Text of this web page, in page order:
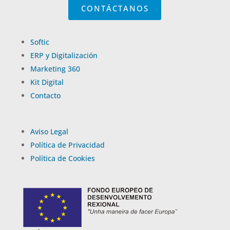
CONTÁCTANOS
Softic
ERP y Digitalización
Marketing 360
Kit Digital
Contacto
Aviso Legal
Política de Privacidad
Política de Cookies